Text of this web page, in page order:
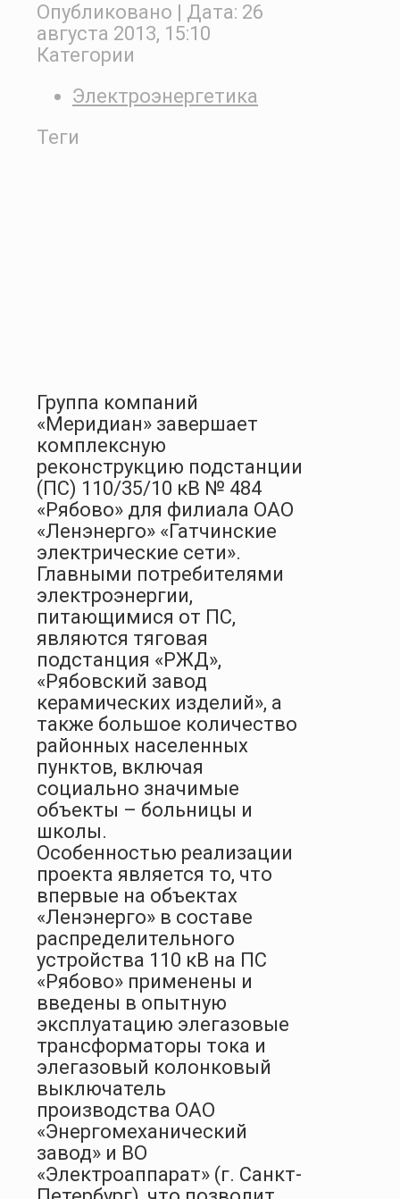
Опубликовано | Дата: 26
августа 2013, 15:10
Категории
Электроэнергетика
Теги
Группа компаний
«Меридиан» завершает
комплексную
реконструкцию подстанции
(ПС) 110/35/10 кВ № 484
«Рябово» для филиала ОАО
«Ленэнерго» «Гатчинские
электрические сети».
Главными потребителями
электроэнергии,
питающимися от ПС,
являются тяговая
подстанция «РЖД»,
«Рябовский завод
керамических изделий», а
также большое количество
районных населенных
пунктов, включая
социально значимые
объекты – больницы и
школы.
Особенностью реализации
проекта является то, что
впервые на объектах
«Ленэнерго» в составе
распределительного
устройства 110 кВ на ПС
«Рябово» применены и
введены в опытную
эксплуатацию элегазовые
трансформаторы тока и
элегазовый колонковый
выключатель
производства ОАО
«Энергомеханический
завод» и ВО
«Электроаппарат» (г. Санкт-